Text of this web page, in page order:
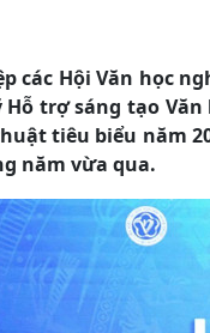
các Hội Văn học
trợ sáng tạo
tiêu biểu năm
năm vừa qua.